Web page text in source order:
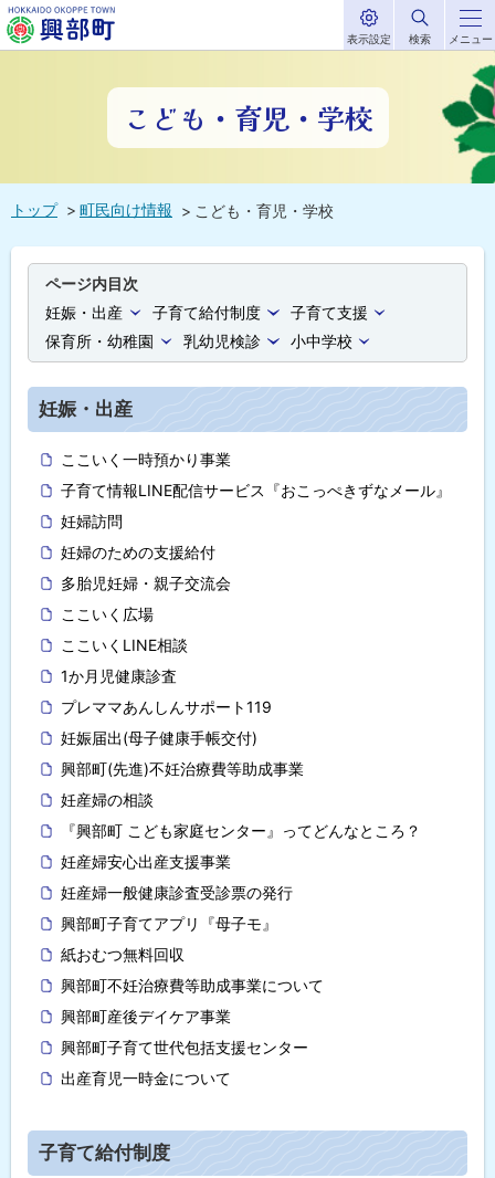
ニ
ュ
ー
メニュー
表示設定 検索
こども・育児・学校
トップ 町民向け情報 こども・育児・学校
ページ内目次
妊娠・出産
子育て給付制度
子育て支援
保育所・幼稚園
乳幼児検診 小中学校
妊娠・出産
ここいく一時預かり事業
子育て情報LINE配信サービス『おこっぺきずなメール』
妊婦訪問
妊婦のための支援給付
多胎児妊婦・親子交流会
ここいく広場
ここいくLINE相談
1か月児健康診査
プレママあんしんサポート119
妊娠届出(母子健康手帳交付)
興部町(先進)不妊治療費等助成事業
妊産婦の相談
『興部町 こども家庭センター』ってどんなところ？
妊産婦安心出産支援事業
妊産婦一般健康診査受診票の発行
興部町子育てアプリ『母子モ』
紙おむつ無料回収
興部町不妊治療費等助成事業について
興部町産後デイケア事業
興部町子育て世代包括支援センター
出産育児一時金について
子育て給付制度